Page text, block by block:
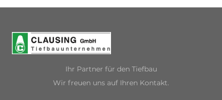
Ihr Partner für den Tiefbau
Wir freuen uns auf Ihren Kontakt.